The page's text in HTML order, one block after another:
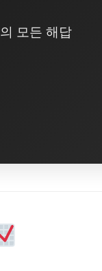
모든 해답